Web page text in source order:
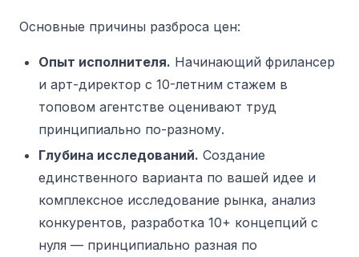
Основные причины разброса цен:
Опыт исполнителя. Начинающий фрилансер
и арт-директор с 10-летним стажем в
топовом агентстве оценивают труд
принципиально по-разному.
Глубина исследований. Создание
единственного варианта по вашей идее и
комплексное исследование рынка, анализ
конкурентов, разработка 10+ концепций с
нуля — принципиально разная по